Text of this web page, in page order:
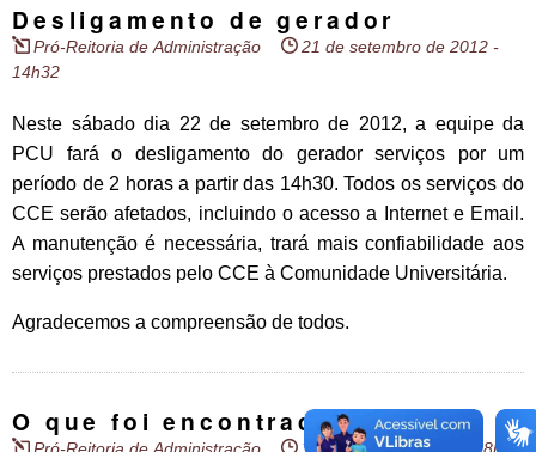
Desligamento de gerador
Pró-Reitoria de Administração
21 de setembro de 2012 -
14h32
Neste sábado dia 22 de setembro de 2012, a equipe da
PCU fará o desligamento do gerador serviços por um
período de 2 horas a partir das 14h30. Todos os serviços do
CCE serão afetados, incluindo o acesso a Internet e Email.
A manutenção é necessária, trará mais confiabilidade aos
serviços prestados pelo CCE à Comunidade Universitária.
Agradecemos a compreensão de todos.
O que foi encontrado